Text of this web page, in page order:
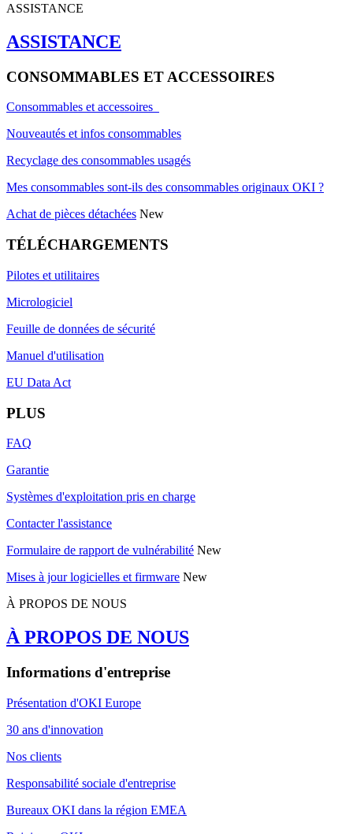
ASSISTANCE
ASSISTANCE
CONSOMMABLES ET ACCESSOIRES
Consommables et accessoires
Nouveautés et infos consommables
Recyclage des consommables usagés
Mes consommables sont-ils des consommables originaux OKI ?
Achat de pièces détachées New
TÉLÉCHARGEMENTS
Pilotes et utilitaires
Micrologiciel
Feuille de données de sécurité
Manuel d'utilisation
EU Data Act
PLUS
FAQ
Garantie
Systèmes d'exploitation pris en charge
Contacter l'assistance
Formulaire de rapport de vulnérabilité New
Mises à jour logicielles et firmware New
À PROPOS DE NOUS
À PROPOS DE NOUS
Informations d'entreprise
Présentation d'OKI Europe
30 ans d'innovation
Nos clients
Responsabilité sociale d'entreprise
Bureaux OKI dans la région EMEA